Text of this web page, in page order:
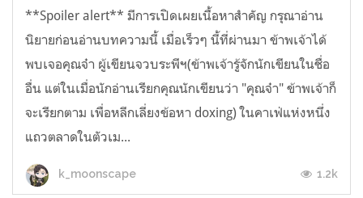
**Spoiler alert** มีการเปิดเผยเนื้อหาสำคัญ กรุณาอ่าน
นิยายก่อนอ่านบทความนี้ เมื่อเร็วๆ นี้ที่ผ่านมา ข้าพเจ้าได้
พบเจอคุณจ๋า ผู้เขียนจวบระพีฯ(ข้าพเจ้ารู้จักนักเขียนในชื่อ
อื่น แต่ในเมื่อนักอ่านเรียกคุณนักเขียนว่า "คุณจ๋า" ข้าพเจ้าก็
จะเรียกตาม เพื่อหลีกเลี่ยงข้อหา doxing) ในคาเฟ่แห่งหนึ่ง
แถวตลาดในตัวเม...
k_moonscape 1.2k